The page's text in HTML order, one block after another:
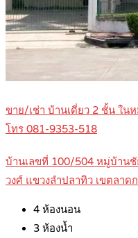
ขาย/เช่า บ้านเดี่ยว 2 ชั้น ใ
โทร 081-9353-518
บ้านเลขที่ 100/504 หมู่บ้าน
วงศ์ แขวงลำปลาทิว เขตลาด
4 ห้องนอน
3 ห้องน้ำ